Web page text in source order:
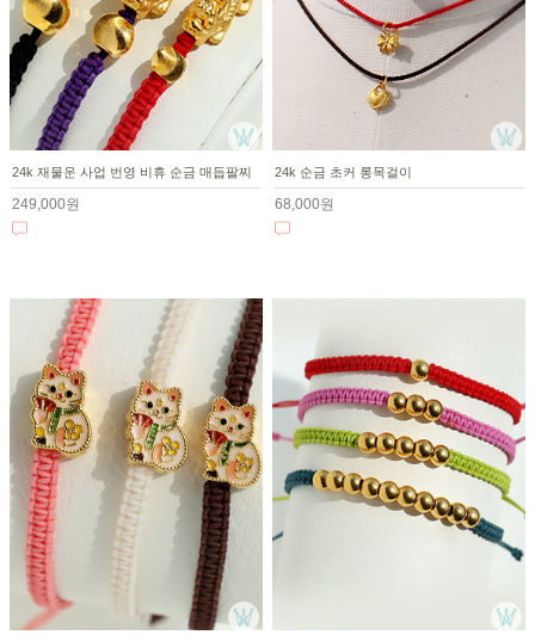
24k 재물운 사업 번영 비휴 순금 매듭팔찌
249,000원
24k 순금 초커 롱목걸이
68,000원